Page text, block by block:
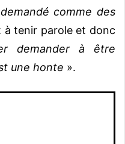
comme des
à tenir parole et donc
demander à être
une honte ».